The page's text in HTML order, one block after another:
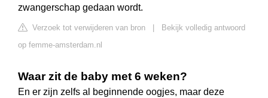
zwangerschap gedaan wordt.
Verzoek tot verwijderen van bron
Bekijk volledig antwoord
op femme-amsterdam.nl
Waar zit de baby met 6 weken?
En er zijn zelfs al beginnende oogjes, maar deze